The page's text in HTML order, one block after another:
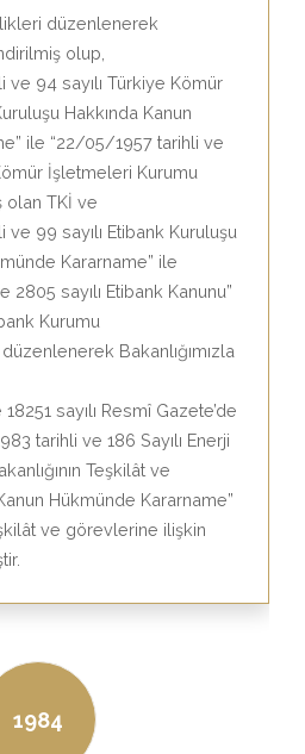
düzenlenerek
olup,
94 sayılı Türkiye Kömür
Hakkında Kanun
ile “22/05/1957 tarihli ve
İşletmeleri Kurumu
olan TKİ ve
99 sayılı Etibank Kuruluşu
Kararname” ile
sayılı Etibank Kanunu”
Kurumu
Bakanlığımızla
sayılı Resmî Gazete’de
tarihli ve 186 Sayılı Enerji
Teşkilât ve
Hükmünde Kararname”
ve görevlerine ilişkin
1984